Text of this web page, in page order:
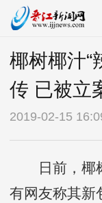
椰树椰汁“
传 已被立
2019-02-15
日前，椰树
有网友称其新